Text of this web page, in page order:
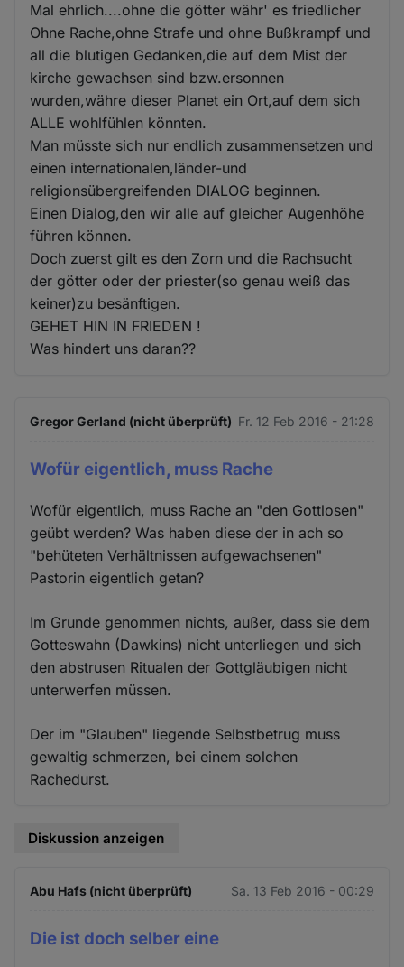
Mal ehrlich....ohne die götter währ' es friedlicher
Ohne Rache,ohne Strafe und ohne Bußkrampf und
all die blutigen Gedanken,die auf dem Mist der
kirche gewachsen sind bzw.ersonnen
wurden,währe dieser Planet ein Ort,auf dem sich
ALLE wohlfühlen könnten.
Man müsste sich nur endlich zusammensetzen und
einen internationalen,länder-und
religionsübergreifenden DIALOG beginnen.
Einen Dialog,den wir alle auf gleicher Augenhöhe
führen können.
Doch zuerst gilt es den Zorn und die Rachsucht
der götter oder der priester(so genau weiß das
keiner)zu besänftigen.
GEHET HIN IN FRIEDEN !
Was hindert uns daran??
Gregor Gerland (nicht überprüft) Fr. 12 Feb 2016 - 21:28
Wofür eigentlich, muss Rache
Wofür eigentlich, muss Rache an "den Gottlosen"
geübt werden? Was haben diese der in ach so
"behüteten Verhältnissen aufgewachsenen"
Pastorin eigentlich getan?
Im Grunde genommen nichts, außer, dass sie dem
Gotteswahn (Dawkins) nicht unterliegen und sich
den abstrusen Ritualen der Gottgläubigen nicht
unterwerfen müssen.
Der im "Glauben" liegende Selbstbetrug muss
gewaltig schmerzen, bei einem solchen
Rachedurst.
Diskussion anzeigen
Abu Hafs (nicht überprüft) Sa. 13 Feb 2016 - 00:29
Die ist doch selber eine